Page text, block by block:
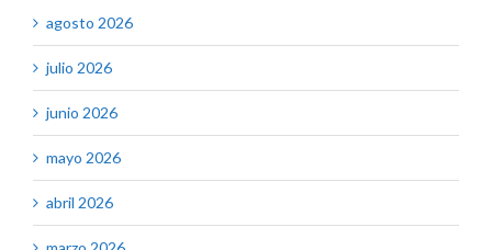
agosto 2026
julio 2026
junio 2026
mayo 2026
abril 2026